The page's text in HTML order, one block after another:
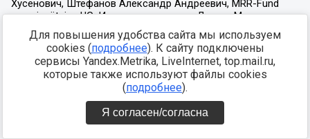
Для повышения удобства сайта мы используем
cookies (подробнее). К сайту подключены
сервисы Yandex.Metrika, LiveInternet, top.mail.ru,
которые также используют файлы cookies
(подробнее).
Я согласен/согласна